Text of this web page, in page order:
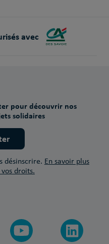
avec
pour découvrir nos
solidaires
désinscrire. En savoir plus
droits.